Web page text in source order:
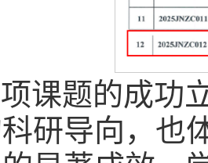
课题的成功
研导向，也